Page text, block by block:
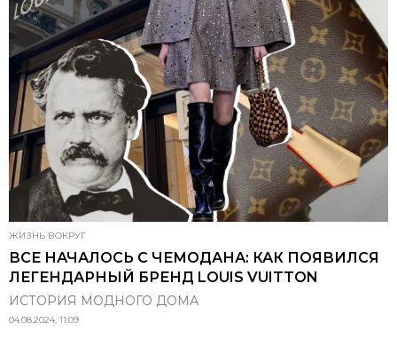
ЖИЗНЬ ВОКРУГ
ВСЕ НАЧАЛОСЬ С ЧЕМОДАНА: КАК ПОЯВИЛСЯ
ЛЕГЕНДАРНЫЙ БРЕНД LOUIS VUITTON
ИСТОРИЯ МОДНОГО ДОМА
04.08.2024, 11:09